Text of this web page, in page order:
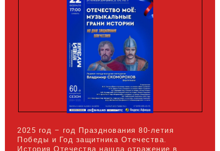
2025 год – год Празднования 80-летия
Победы и Год защитника Отечества.
История Отечества нашла отражение в